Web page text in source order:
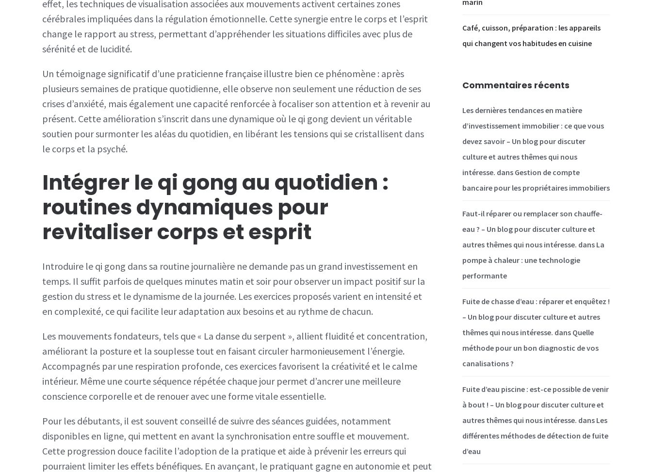
effet, les techniques de visualisation associées aux mouvements activent certaines zones
cérébrales impliquées dans la régulation émotionnelle. Cette synergie entre le corps et l’esprit
change le rapport au stress, permettant d’appréhender les situations difficiles avec plus de
sérénité et de lucidité.
Un témoignage significatif d’une praticienne française illustre bien ce phénomène : après
plusieurs semaines de pratique quotidienne, elle observe non seulement une réduction de ses
crises d’anxiété, mais également une capacité renforcée à focaliser son attention et à revenir au
présent. Cette amélioration s’inscrit dans une dynamique où le qi gong devient un véritable
soutien pour surmonter les aléas du quotidien, en libérant les tensions qui se cristallisent dans
le corps et la psyché.
Intégrer le qi gong au quotidien :
routines dynamiques pour
revitaliser corps et esprit
Introduire le qi gong dans sa routine journalière ne demande pas un grand investissement en
temps. Il suffit parfois de quelques minutes matin et soir pour observer un impact positif sur la
gestion du stress et le dynamisme de la journée. Les exercices proposés varient en intensité et
en complexité, ce qui facilite leur adaptation aux besoins et au rythme de chacun.
Les mouvements fondateurs, tels que « La danse du serpent », allient fluidité et concentration,
améliorant la posture et la souplesse tout en faisant circuler harmonieusement l’énergie.
Accompagnés par une respiration profonde, ces exercices favorisent la créativité et le calme
intérieur. Même une courte séquence répétée chaque jour permet d’ancrer une meilleure
conscience corporelle et de renouer avec une forme vitale essentielle.
Pour les débutants, il est souvent conseillé de suivre des séances guidées, notamment
disponibles en ligne, qui mettent en avant la synchronisation entre souffle et mouvement.
Cette progression douce facilite l’adoption de la pratique et aide à prévenir les erreurs qui
pourraient limiter les effets bénéfiques. En avançant, le pratiquant gagne en autonomie et peut
marin
Café, cuisson, préparation : les appareils
qui changent vos habitudes en cuisine
Commentaires récents
Les dernières tendances en matière
d’investissement immobilier : ce que vous
devez savoir – Un blog pour discuter
culture et autres thêmes qui nous
intéresse. dans Gestion de compte
bancaire pour les propriétaires immobiliers
Faut-il réparer ou remplacer son chauffe-
eau ? – Un blog pour discuter culture et
autres thêmes qui nous intéresse. dans La
pompe à chaleur : une technologie
performante
Fuite de chasse d’eau : réparer et enquêtez !
– Un blog pour discuter culture et autres
thêmes qui nous intéresse. dans Quelle
méthode pour un bon diagnostic de vos
canalisations ?
Fuite d’eau piscine : est-ce possible de venir
à bout ! – Un blog pour discuter culture et
autres thêmes qui nous intéresse. dans Les
différentes méthodes de détection de fuite
d’eau